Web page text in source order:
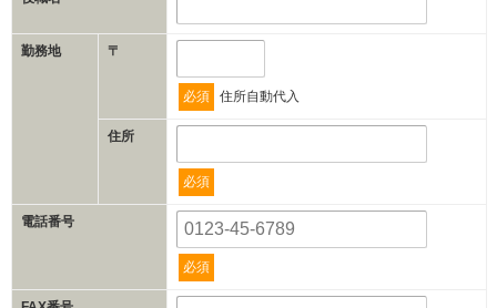
勤務地 〒
必須 住所自動代入
住所
必須
電話番号
必須